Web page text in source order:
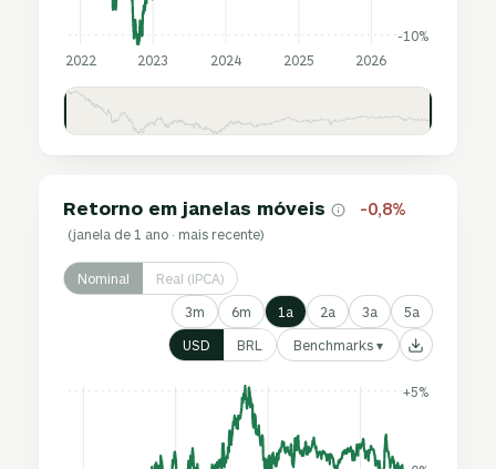
-10%
2022 2023 2024 2025 2026
Retorno em janelas móveis -0,8%
(janela de 1 ano · mais recente)
Nominal Real (IPCA)
3m 6m 1a 2a 3a 5a
USD BRL Benchmarks ▾
+5%